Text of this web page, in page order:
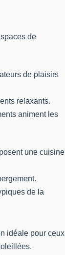
de
de plaisirs
relaxants.
animent les
une cuisine
de la
idéale pour ceux